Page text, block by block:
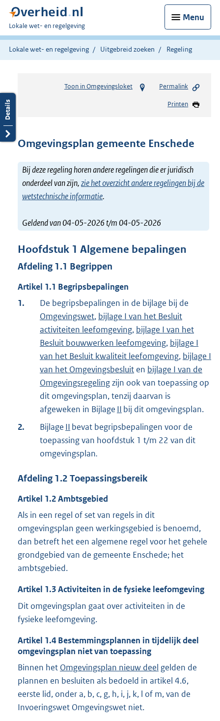
Menu
U
bent
hier:
Lokale wet- en regelgeving
Lokale wet- en regelgeving Uitgebreid zoeken Regeling
Toon in Omgevingsloket Permalink
Printen
Omgevingsplan gemeente Enschede
Bij deze regeling horen andere regelingen die er juridisch
onderdeel van zijn,zie het overzicht andere regelingen bij de
wetstechnische informatie.
Geldend van 04-05-2026 t/m 04-05-2026
Hoofdstuk 1 Algemene bepalingen
Afdeling 1.1 Begrippen
Artikel 1.1 Begripsbepalingen
1.
De begripsbepalingen in de bijlage bij de
Omgevingswet, bijlage I van het Besluit
activiteiten leefomgeving, bijlage I van het
Besluit bouwwerken leefomgeving, bijlage I
van het Besluit kwaliteit leefomgeving, bijlage I
van het Omgevingsbesluit en bijlage I van de
Omgevingsregelingzijn ook van toepassing op
dit omgevingsplan, tenzij daarvan is
afgeweken in Bijlage II bij dit omgevingsplan.
2.
Bijlage II bevat begripsbepalingen voor de
toepassing van hoofdstuk 1 t/m 22 van dit
omgevingsplan.
Afdeling 1.2 Toepassingsbereik
Artikel 1.2Ambtsgebied
Als in een regel of set van regels in dit
omgevingsplan geen werkingsgebied is benoemd,
dan betreft het een algemene regel voor het gehele
grondgebied van de gemeente Enschede; het
ambtsgebied.
Artikel 1.3Activiteiten in de fysieke leefomgeving
Dit omgevingsplan gaat over activiteiten in de
fysieke leefomgeving.
Artikel 1.4 Bestemmingsplannen in tijdelijk deel
omgevingsplan niet van toepassing
Binnen het Omgevingsplan nieuw deel gelden de
plannen en besluiten als bedoeld in artikel 4.6,
eerste lid, onder a, b, c, g, h, i, j, k, l of m, van de
Invoeringswet Omgevingswet niet.